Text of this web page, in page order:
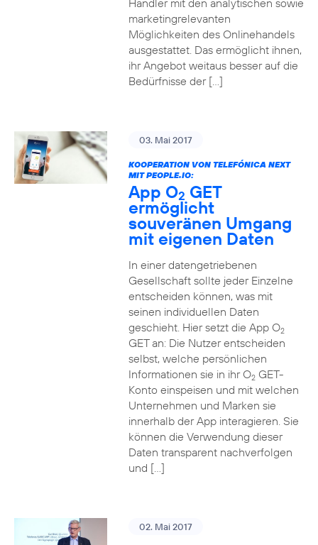
Händler mit den analytischen sowie
marketingrelevanten
Möglichkeiten des Onlinehandels
ausgestattet. Das ermöglicht ihnen,
ihr Angebot weitaus besser auf die
Bedürfnisse der […]
03. Mai 2017
KOOPERATION VON TELEFÓNICA NEXT
MIT PEOPLE.IO:
App O2 GET
ermöglicht
souveränen Umgang
mit eigenen Daten
In einer datengetriebenen
Gesellschaft sollte jeder Einzelne
entscheiden können, was mit
seinen individuellen Daten
geschieht. Hier setzt die App O2
GET an: Die Nutzer entscheiden
selbst, welche persönlichen
Informationen sie in ihr O2GET-
Konto einspeisen und mit welchen
Unternehmen und Marken sie
innerhalb der App interagieren. Sie
können die Verwendung dieser
Daten transparent nachverfolgen
und […]
02. Mai 2017